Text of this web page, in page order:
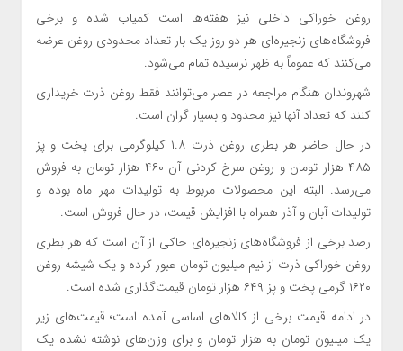
روغن خوراکی داخلی نیز هفته‌ها است کمیاب شده و برخی
فروشگاه‌های زنجیره‌ای هر دو روز یک بار تعداد محدودی روغن عرضه
می‌کنند که عموماً به ظهر نرسیده تمام می‌شود.
شهروندان هنگام مراجعه در عصر می‌توانند فقط روغن ذرت خریداری
کنند که تعداد آنها نیز محدود و بسیار گران است.
در حال حاضر هر بطری روغن ذرت ۱.۸ کیلوگرمی برای پخت و پز
۴۸۵ هزار تومان و روغن سرخ کردنی آن ۴۶۰ هزار تومان به فروش
می‌رسد. البته این محصولات مربوط به تولیدات مهر ماه بوده و
تولیدات آبان و آذر همراه با افزایش قیمت، در حال فروش است.
رصد برخی از فروشگاه‌های زنجیره‌ای حاکی از آن است که هر بطری
روغن خوراکی ذرت از نیم میلیون تومان عبور کرده و یک شیشه روغن
۱۶۲۰ گرمی پخت و پز ۶۴۹ هزار تومان قیمت‌گذاری شده است.
در ادامه قیمت برخی از کالاهای اساسی آمده است؛ قیمت‌های زیر
یک میلیون تومان به هزار تومان و برای وزن‌های نوشته نشده یک